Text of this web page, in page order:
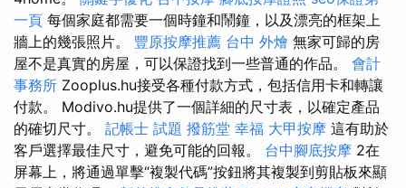
一頁 每個家庭都需要一個時鐘和鬧鐘，以及漂亮的框架上
牆上的幾張照片。 豐原按摩推薦 台中 外燴 無家可歸的房
屋不是真實的房屋，可以保證找到一些普通的作品。 會計
事務所 Zooplus.hu接受各種付款方式，包括信用卡和轉讓
付款。 Modivo.hu提供了一個詳細的尺寸表，以確定產品
的確切尺寸。 記帳士 試題 撥筋堂 幸福 大甲按摩 這有助於
客戶選擇最佳尺寸，避免可能的回報。 台中腳底按摩 2在
屏幕上，將通過單擊“複製代碼”按鈕將其複製到剪貼板來顯